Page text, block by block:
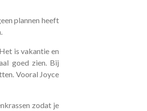
plannen heeft
is vakantie en
goed zien. Bij
Vooral Joyce
zodat je